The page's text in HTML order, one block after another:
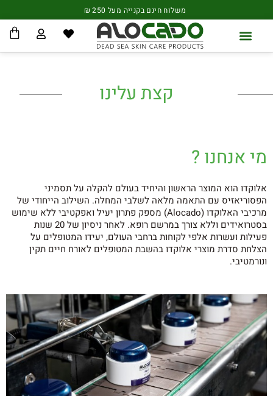
לתוכן
משלוח חינם בקנייה מעל 250 ₪
קצת עלינו
מי אנחנו ?
אלוקדו הוא המוצר הראשון והיחיד בעולם להקלה על תסמיני
הפסוריאזיס עם התאמה מלאה לשלבי המחלה. השילוב הייחודי של
מרכיבי האלוקדו (Alocado) מספק פתרון יעיל ואפקטיבי ללא שימוש
בסטרואידים וללא צורך במרשם רופא. לאחר ניסיון של 20 שנות
פעילות ועשרות אלפי לקוחות ברחבי העולם, יעידו המטופלים על
הצלחת סדרת מוצרי אלוקדו בהשבת המטופלים לאורח חיים תקין
ונורמטיבי.